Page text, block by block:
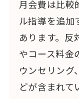
月会費は比較
ル指導を追加
あります。反
やコース料金
ウンセリング
どが含まれて